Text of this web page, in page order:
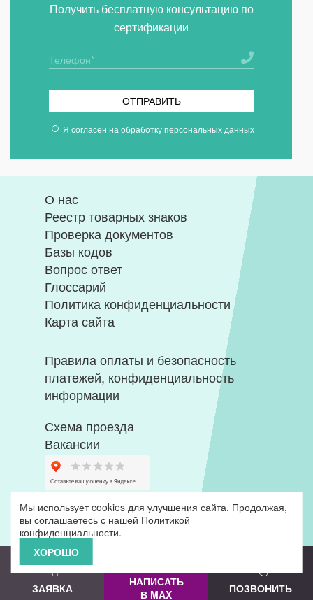
Получить бесплатную консультацию по
сертификации
ОТПРАВИТЬ
Я согласен на обработку персональных данных
О нас
Реестр товарных знаков
Проверка документов
Базы кодов
Вопрос ответ
Глоссарий
Политика конфиденциальности
Карта сайта
Правила оплаты и безопасность
платежей, конфиденциальность
информации
Схема проезда
Вакансии
ЗАЯВКА
НАПИСАТЬ
В MAX
ПОЗВОНИТЬ
Мы использует cookies для улучшения сайта. Продолжая,
вы соглашаетесь с нашей Политикой
конфиденциальности.
ХОРОШО